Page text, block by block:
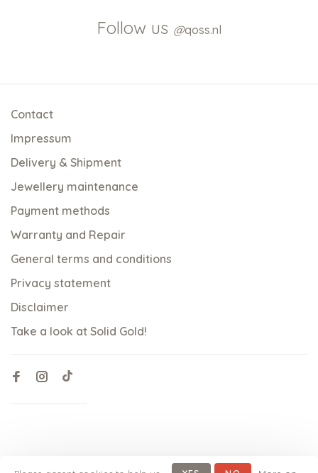
Follow us @qoss.nl
Contact
Impressum
Delivery & Shipment
Jewellery maintenance
Payment methods
Warranty and Repair
General terms and conditions
Privacy statement
Disclaimer
Take a look at Solid Gold!